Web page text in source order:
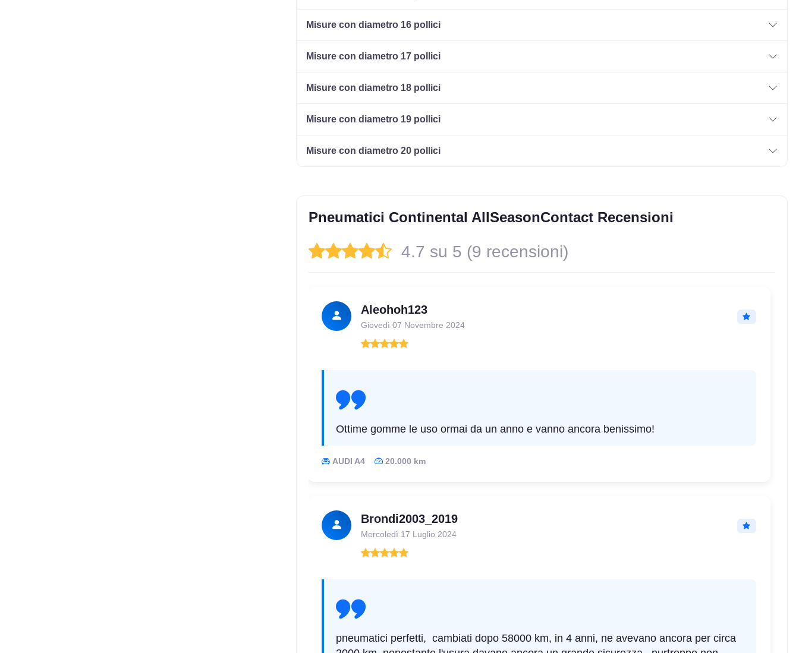
Misure con diametro 16 pollici
Misure con diametro 17 pollici
Misure con diametro 18 pollici
Misure con diametro 19 pollici
Misure con diametro 20 pollici
Pneumatici Continental AllSeasonContact Recensioni
4.7 su 5 (9 recensioni)
Aleohoh123
Giovedì 07 Novembre 2024
Ottime gomme le uso ormai da un anno e vanno ancora benissimo!
AUDI A4 20.000 km
Brondi2003_2019
Mercoledì 17 Luglio 2024
pneumatici perfetti, cambiati dopo 58000 km, in 4 anni, ne avevano ancora per circa